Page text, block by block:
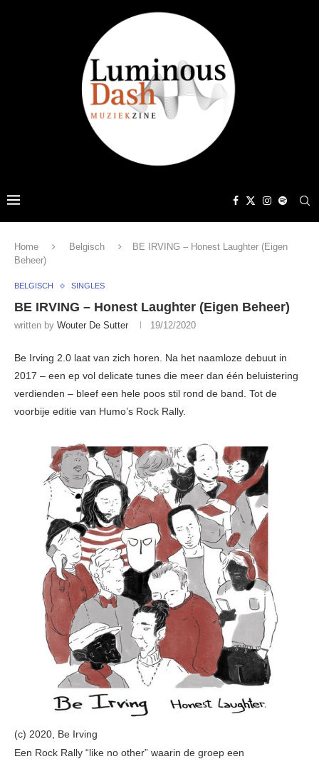
Home Belgisch
BE IRVING – Honest Laughter (Eigen
Beheer)
BELGISCH SINGLES
BE IRVING – Honest Laughter (Eigen Beheer)
written by Wouter De Sutter 19/12/2020
Be Irving 2.0 laat van zich horen. Na het naamloze debuut in
2017 – een ep vol delicate tunes die meer dan één beluistering
verdienden – bleef een hele poos stil rond de band. Tot de
voorbije editie van Humo’s Rock Rally.
(c) 2020, Be Irving
Een Rock Rally “like no other” waarin de groep een